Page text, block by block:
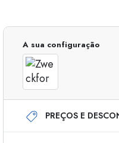
Dispensadores Airless
Frascos com roll-on
A sua configuração
PREÇOS E